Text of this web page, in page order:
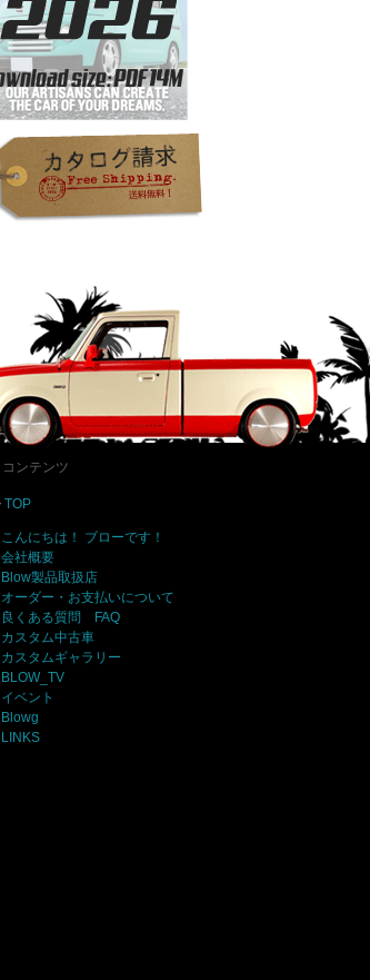
コンテンツ
TOP
こんにちは！ ブローです！
会社概要
Blow製品取扱店
オーダー・お支払いについて
良くある質問 FAQ
カスタム中古車
カスタムギャラリー
BLOW_TV
イベント
Blowg
LINKS